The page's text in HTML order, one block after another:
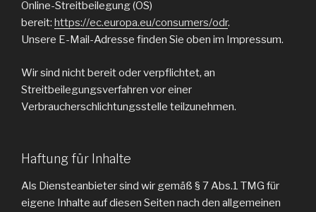
Online-Streitbeilegung (OS)
bereit: https://ec.europa.eu/consumers/odr.
Unsere E-Mail-Adresse finden Sie oben im Impressum.
Wir sind nicht bereit oder verpflichtet, an
Streitbeilegungsverfahren vor einer
Verbraucherschlichtungsstelle teilzunehmen.
Haftung für Inhalte
Als Diensteanbieter sind wir gemäß § 7 Abs.1 TMG für
eigene Inhalte auf diesen Seiten nach den allgemeinen